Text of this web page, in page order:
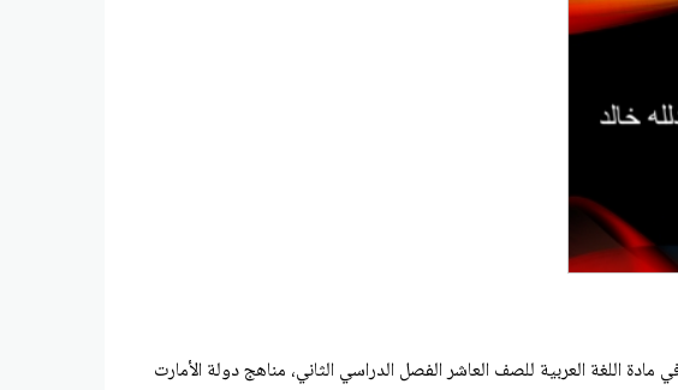
العربية للصف العاشر الفصل الدراسي الثاني، مناهج دولة الأمارت